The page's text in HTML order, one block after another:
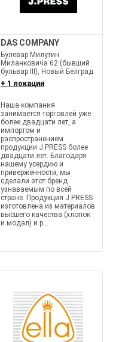
DAS COMPANY
Булевар Милутин
Миланковича 62 (бывший
бульвар III), Новый Белград
+ 1 локации
Наша компания
занимается торговлей уже
более двадцати лет, а
импортом и
распространением
продукции J.PRESS более
двадцати лет. Благодаря
нашему усердию и
приверженности, мы
сделали этот бренд
узнаваемым по всей
стране. Продукция J.PRESS
изготовлена из материалов
высшего качества (хлопок
и модал) и р...